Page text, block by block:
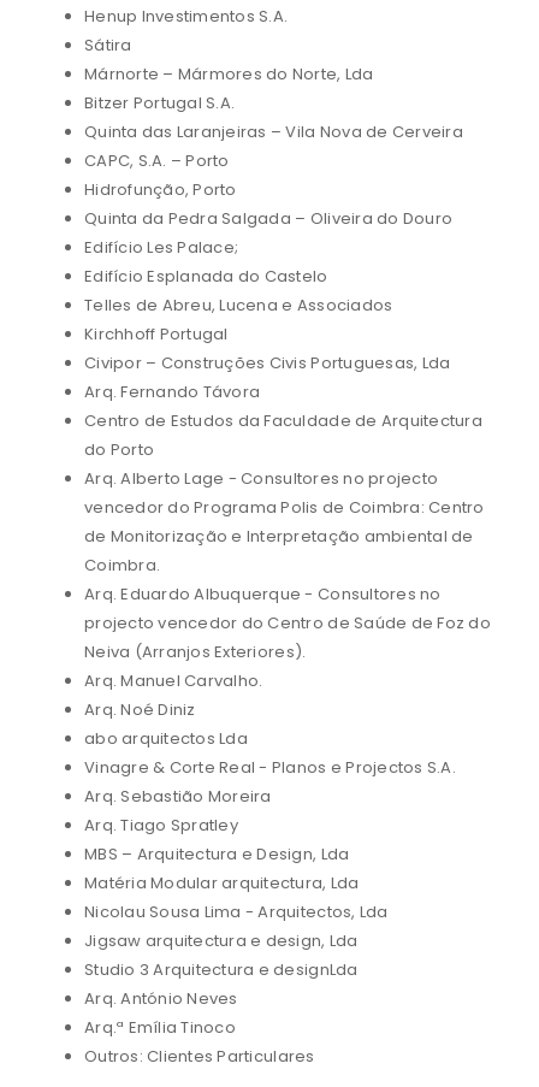
Henup Investimentos S.A.
Sátira
Márnorte – Mármores do Norte, Lda
Bitzer Portugal S.A.
Quinta das Laranjeiras – Vila Nova de Cerveira
CAPC, S.A. – Porto
Hidrofunção, Porto
Quinta da Pedra Salgada – Oliveira do Douro
Edifício Les Palace;
Edifício Esplanada do Castelo
Telles de Abreu, Lucena e Associados
Kirchhoff Portugal
Civipor – Construções Civis Portuguesas, Lda
Arq. Fernando Távora
Centro de Estudos da Faculdade de Arquitectura
do Porto
Arq. Alberto Lage - Consultores no projecto
vencedor do Programa Polis de Coimbra: Centro
de Monitorização e Interpretação ambiental de
Coimbra.
Arq. Eduardo Albuquerque - Consultores no
projecto vencedor do Centro de Saúde de Foz do
Neiva (Arranjos Exteriores).
Arq. Manuel Carvalho.
Arq. Noé Diniz
abo arquitectos Lda
Vinagre & Corte Real - Planos e Projectos S.A.
Arq. Sebastião Moreira
Arq. Tiago Spratley
MBS – Arquitectura e Design, Lda
Matéria Modular arquitectura, Lda
Nicolau Sousa Lima - Arquitectos, Lda
Jigsaw arquitectura e design, Lda
Studio 3 Arquitectura e designLda
Arq. António Neves
Arq.ª Emília Tinoco
Outros: Clientes Particulares